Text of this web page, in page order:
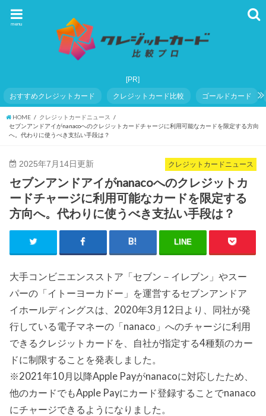
menu
おすすめクレジットカード クレジットカード比較 ゴールドカード
HOME
クレジットカードニュース
セブンアンドアイがnanacoへのクレジットカードチャージに利用可能なカードを限定する方向
へ。代わりに使うべき支払い手段は？
クレジットカードニュース
2025年7月14日更新
セブンアンドアイがnanacoへのクレジットカ
ードチャージに利用可能なカードを限定する
方向へ。代わりに使うべき支払い手段は？
LINE
大手コンビニエンスストア「セブン－イレブン」やスー
パーの「イトーヨーカドー」を運営するセブンアンドア
イホールディングスは、2020年3月12日より、同社が発
行している電子マネーの「nanaco」へのチャージに利用
できるクレジットカードを、自社が指定する4種類のカー
ドに制限することを発表しました。
※2021年10月以降Apple Payがnanacoに対応したため、
他のカードでもApple Payにカード登録することでnanaco
にチャージできるようになりました。